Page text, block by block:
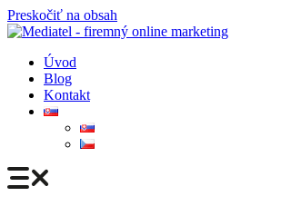
Preskočiť na obsah
Úvod
Blog
Kontakt